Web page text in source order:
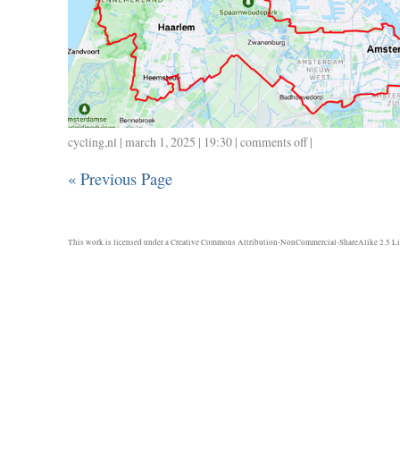
cycling,nl | march 1, 2025 | 19:30 | comments offon
|
« Previous Page
This work is licensed under aCreative Commons Attribution-NonCommercial-ShareAlike 2.5